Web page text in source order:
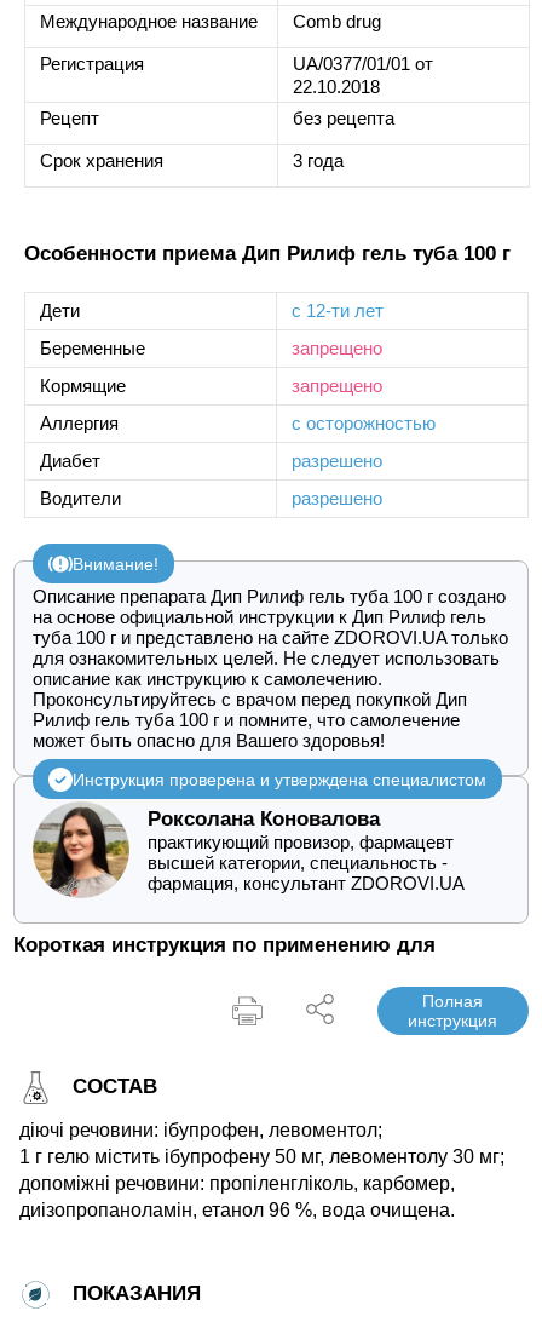
Международное название Comb drug
Регистрация
UA/0377/01/01 от
22.10.2018
Рецепт
без рецепта
Срок хранения 3 года
Особенности приема Дип Рилиф гель туба 100 г
Дети
с 12-ти лет
Беременные
запрещено
Кормящие
запрещено
Аллергия
с осторожностью
Диабет
разрешено
Водители
разрешено
Внимание!
Описание препарата Дип Рилиф гель туба 100 г создано
на основе официальной инструкции к Дип Рилиф гель
туба 100 г и представлено на сайте ZDOROVI.UA только
для ознакомительных целей. Не следует использовать
описание как инструкцию к самолечению.
Проконсультируйтесь с врачом перед покупкой Дип
Рилиф гель туба 100 г и помните, что самолечение
может быть опасно для Вашего здоровья!
Инструкция проверена и утверждена специалистом
Роксолана Коновалова
практикующий провизор, фармацевт
высшей категории, специальность -
фармация, консультант ZDOROVI.UA
Короткая инструкция по применению для
Полная
инструкция
СОСТАВ
діючі речовини: ібупрофен, левоментол;
1 г гелю містить ібупрофену 50 мг, левоментолу 30 мг;
допоміжні речовини: пропіленгліколь, карбомер,
диізопропаноламін, етанол 96 %, вода очищена.
ПОКАЗАНИЯ